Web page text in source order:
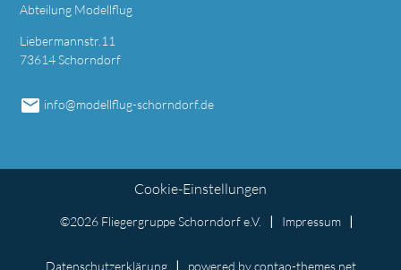
Abteilung Modellflug
Liebermannstr.11
73614 Schorndorf
email info@modellflug-schorndorf.de
Cookie-Einstellungen
©2026 Fliegergruppe Schorndorf e.V. Impressum
Datenschutzerklärung powered bycontao-themes.net